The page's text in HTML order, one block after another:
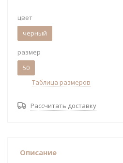
цвет
черный
размер
50
Таблица размеров
Рассчитать доставку
Описание